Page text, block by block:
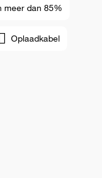
meer dan 85%
Oplaadkabel